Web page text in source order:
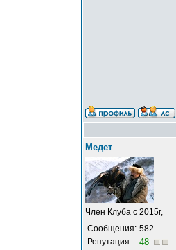
Медет
Член Клуба с 2015г,
Сообщения: 582
Репутация:
48